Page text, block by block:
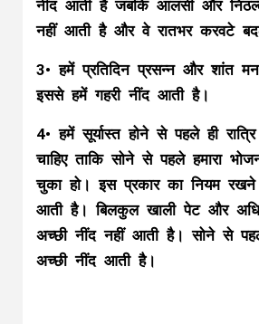
नींद आती है जबकि आलसी और
नहीं आती है और वे रातभर करवटे
3• हमें प्रतिदिन प्रसन्न और शांत
इससे हमें गहरी नींद आती है।
4• हमें सूर्यास्त होने से पहले ही
चाहिए ताकि सोने से पहले हमारा
चुका हो। इस प्रकार का नियम
आती है। बिलकुल खाली पेट और
अच्छी नींद नहीं आती है। सोने से
अच्छी नींद आती है।